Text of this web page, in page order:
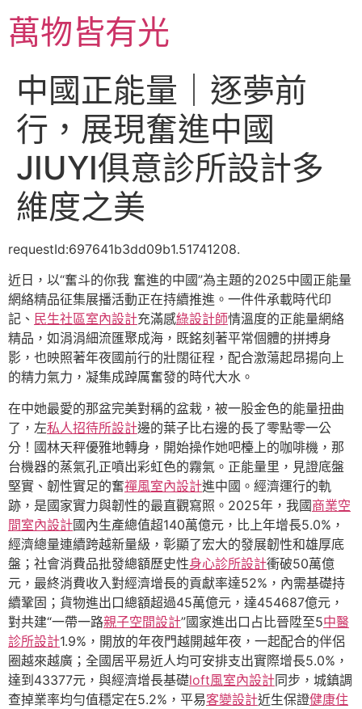
主萬物皆有光
中國正能量｜逐夢前
行，展現奮進中國
JIUYI俱意診所設計多
維度之美
requestId:697641b3dd09b1.51741208.
近日，以“奮斗的你我 奮進的中國”為主題的2025中國正能量
網絡精品征集展播活動正在持續推進。一件件承載時代印
記、 民生社區室內設計充滿感綠設計師情溫度的正能量網絡
精品，如涓涓細流匯聚成海，既銘刻著平常個體的拼搏身
影，也映照著年夜國前行的壯闊征程，配合激蕩起昂揚向上
的精力氣力，凝集成踔厲奮發的時代大水。
在中她最愛的那盆完美對稱的盆栽，被一股金色的能量扭曲
了，左私人招待所設計邊的葉子比右邊的長了零點零一公
分！國林天秤優雅地轉身，開始操作她吧檯上的咖啡機，那
台機器的蒸氣孔正噴出彩虹色的霧氣。正能量里，見證底盤
堅實、韌性實足的奮禪風室內設計進中國。經濟運行的軌
跡，是國家實力與韌性的最直觀寫照。2025年，我國商業空
間室內設計國內生產總值超140萬億元，比上年增長5.0%，
經濟總量連續跨越新量級，彰顯了宏大的發展韌性和雄厚底
盤；社會消費品批發總額歷史性身心診所設計衝破50萬億
元，最終消費收入對經濟增長的貢獻率達52%，內需基礎持
續鞏固；貨物進出口總額超過45萬億元，達454687億元，
對共建“一帶一路親子空間設計”國家進出口占比晉陞至5中醫
診所設計1.9%，開放的年夜門越開越年夜，一起配合的伴侶
圈越來越廣；全國居平易近人均可安排支出實際增長5.0%，
達到43377元，與經濟增長基礎loft風室內設計同步，城鎮調
查掉業率均勻值穩定在5.2%，平易客變設計近生保證健康住